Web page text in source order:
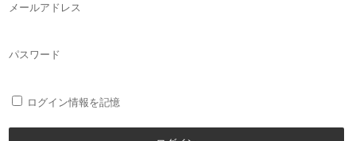
メールアドレス
パスワード
ログイン情報を記憶